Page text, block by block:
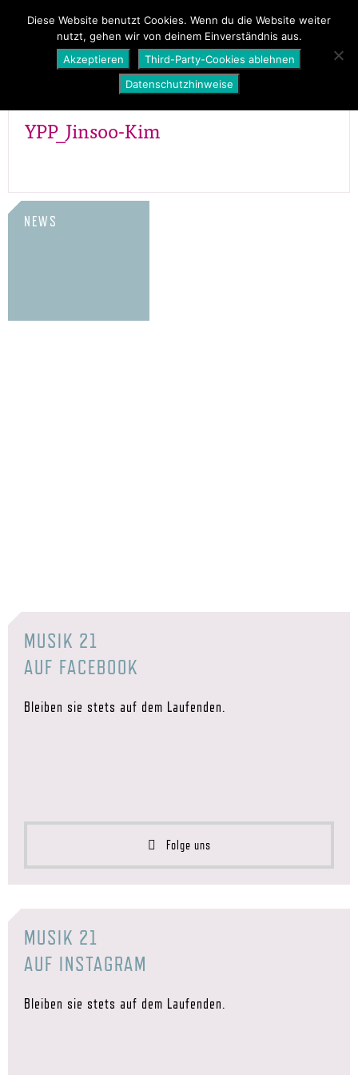
PROGRAMM ÜBER UNS NEWS
YPP_Jinsoo-Kim
NEWS
MUSIK 21
AUF FACEBOOK
Bleiben sie stets auf dem Laufenden.
Folge uns
MUSIK 21
AUF INSTAGRAM
Bleiben sie stets auf dem Laufenden.
Diese Website benutzt Cookies. Wenn du die Website weiter
nutzt, gehen wir von deinem Einverständnis aus.
Akzeptieren
Third-Party-Cookies ablehnen
Datenschutzhinweise